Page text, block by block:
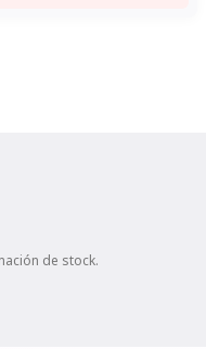
de stock.